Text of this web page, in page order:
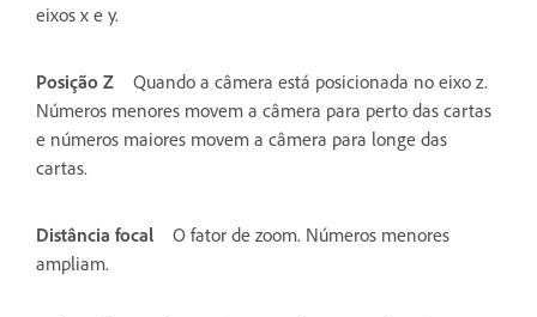
eixos x e y.
Posição Z
Quando a câmera está posicionada no eixo z.
Números menores movem a câmera para perto das cartas
e números maiores movem a câmera para longe das
cartas.
Distância focal
O fator de zoom. Números menores
ampliam.